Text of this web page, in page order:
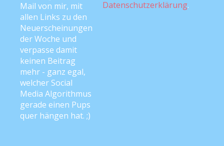
Mail von mir, mit
allen Links zu den
Neuerscheinungen
der Woche und
verpasse damit
keinen Beitrag
mehr - ganz egal,
welcher Social
Media Algorithmus
gerade einen Pups
quer hängen hat. ;)
Datenschutzerklärung.